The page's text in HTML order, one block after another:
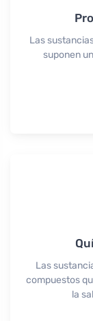
Las
suponen
Las
compuestos
la